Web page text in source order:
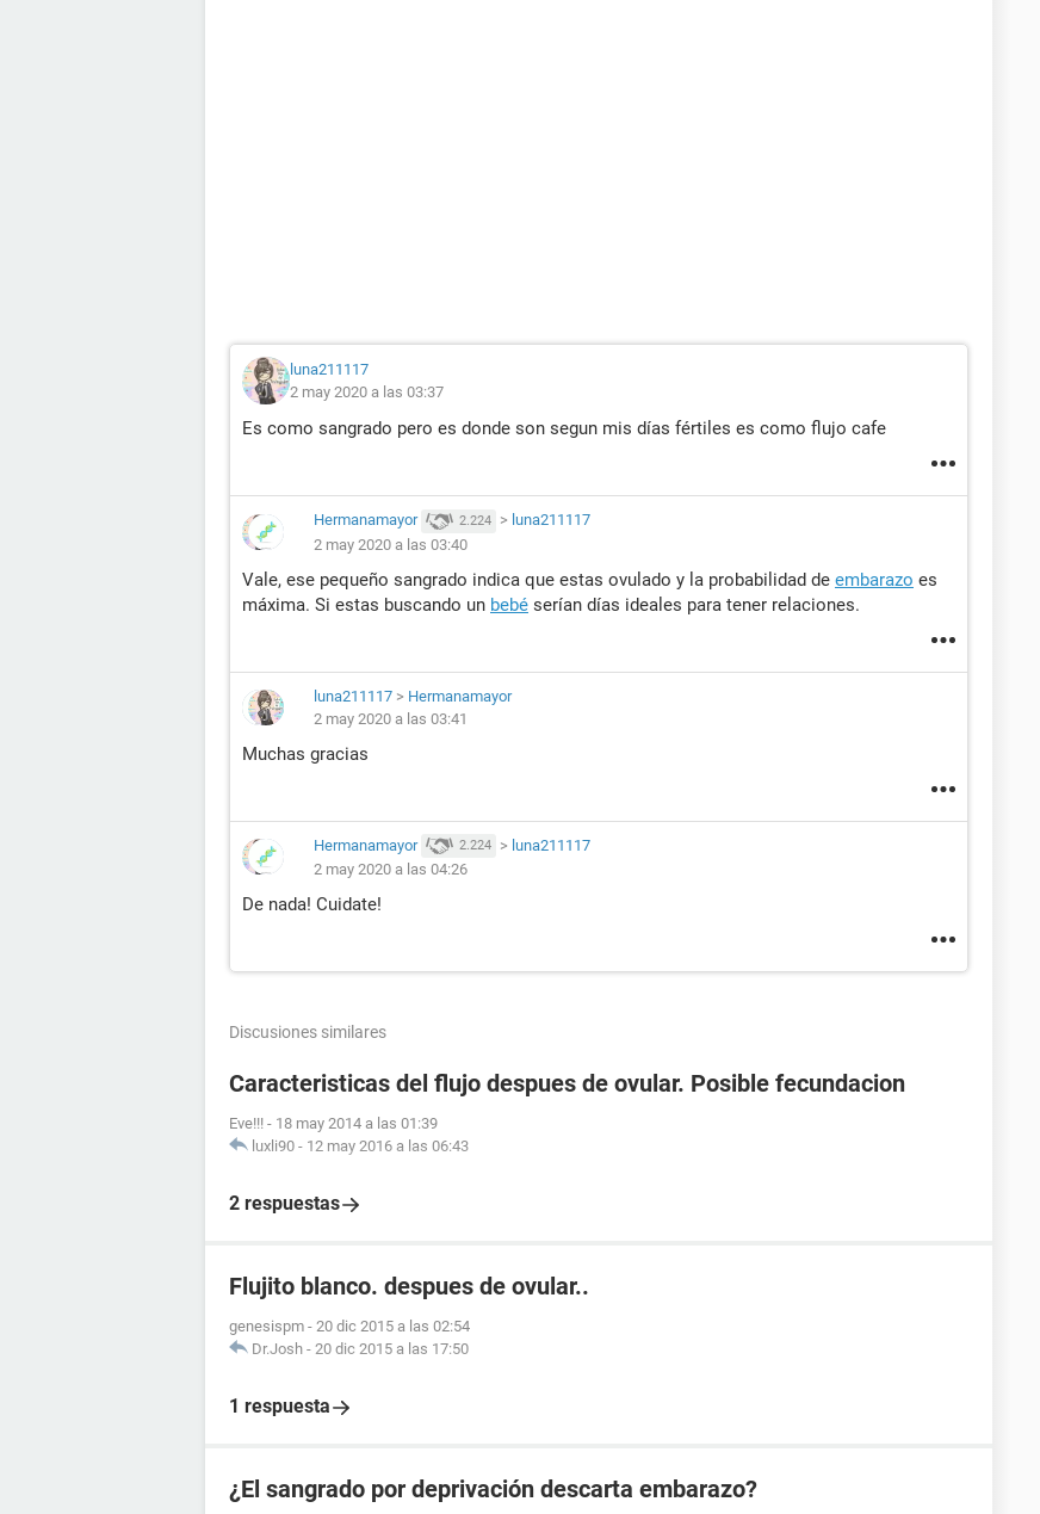
luna211117
2 may 2020 a las 03:37
Es como sangrado pero es donde son segun mis días fértiles es como flujo cafe
Hermanamayor 2.224 > luna211117
2 may 2020 a las 03:40
Vale, ese pequeño sangrado indica que estas ovulado y la probabilidad de embarazo es
máxima. Si estas buscando un bebé serían días ideales para tener relaciones.
luna211117 > Hermanamayor
2 may 2020 a las 03:41
Muchas gracias
Hermanamayor 2.224 > luna211117
2 may 2020 a las 04:26
De nada! Cuidate!
Discusiones similares
Caracteristicas del flujo despues de ovular. Posible fecundacion
Eve!!! - 18 may 2014 a las 01:39
luxli90 - 12 may 2016 a las 06:43
2 respuestas
Flujito blanco. despues de ovular..
genesispm - 20 dic 2015 a las 02:54
Dr.Josh - 20 dic 2015 a las 17:50
1 respuesta
¿El sangrado por deprivación descarta embarazo?